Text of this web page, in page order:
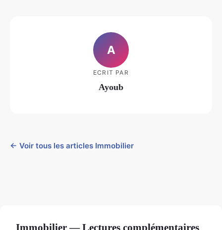
A
ECRIT PAR
Ayoub
← Voir tous les articles Immobilier
Immobilier — Lectures complémentaires